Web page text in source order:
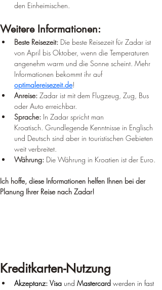
den Einheimischen.
Weitere Informationen:
Beste Reisezeit: Die beste Reisezeit für Zadar ist
von April bis Oktober, wenn die Temperaturen
angenehm warm und die Sonne scheint. Mehr
Informationen bekommt ihr auf
optimalereisezeit.de!
Anreise: Zadar ist mit dem Flugzeug, Zug, Bus
oder Auto erreichbar.
Sprache: In Zadar spricht man
Kroatisch. Grundlegende Kenntnisse in Englisch
und Deutsch sind aber in touristischen Gebieten
weit verbreitet.
Währung: Die Währung in Kroatien ist der Euro.
Ich hoffe, diese Informationen helfen Ihnen bei der
Planung Ihrer Reise nach Zadar!
Kreditkarten-Nutzung
Akzeptanz: Visa und Mastercard werden in fast